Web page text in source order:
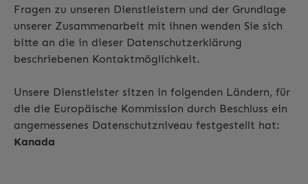
Fragen zu unseren Dienstleistern und der Grundlage
unserer Zusammenarbeit mit ihnen wenden Sie sich
bitte an die in dieser Datenschutzerklärung
beschriebenen Kontaktmöglichkeit.
Unsere Dienstleister sitzen in folgenden Ländern, für
die die Europäische Kommission durch Beschluss ein
angemessenes Datenschutzniveau festgestellt hat:
Kanada